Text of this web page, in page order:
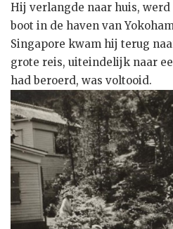
Hij verlangde naar huis, werd
boot in de haven van
Singapore kwam hij terug
grote reis, uiteindelijk naar
had beroerd, was voltooid.